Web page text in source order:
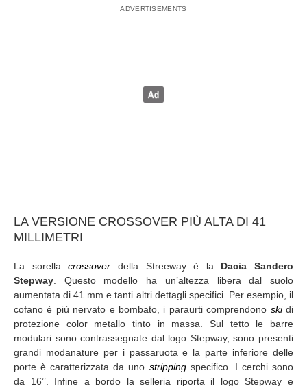
LA VERSIONE CROSSOVER PIÙ ALTA DI 41
MILLIMETRI
La sorellacrossover della Streeway è la Dacia Sandero
Stepway. Questo modello ha un’altezza libera dal suolo
aumentata di 41 mm e tanti altri dettagli specifici. Per esempio, il
cofano è più nervato e bombato, i paraurti comprendono skidi
protezione color metallo tinto in massa. Sul tetto le barre
modulari sono contrassegnate dal logo Stepway, sono presenti
grandi modanature per i passaruota e la parte inferiore delle
porte è caratterizzata da uno stripping specifico. I cerchi sono
da 16’’. Infine a bordo la selleria riporta il logo Stepway e